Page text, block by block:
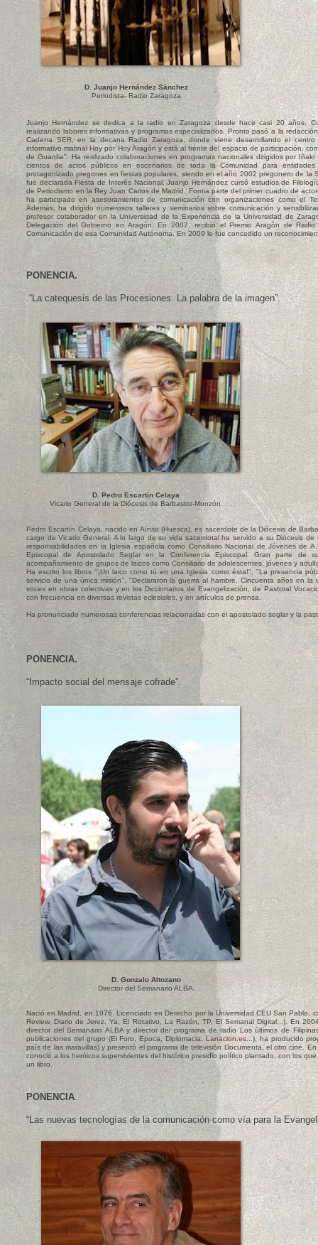
D. Juanjo Hernández Sánchez
Periodista- Radio Zaragoza
Juanjo Hernández se dedica a la radio en Zaragoza desde hace casi 20 años.
realizando labores informativas y programas especializados. Pronto pasó a la
Cadena SER, en la decana Radio Zaragoza, donde viene desarrollando el
informativo matinal Hoy por Hoy Aragón y está al frente del espacio de participación,
de Guardia". Ha realizado colaboraciones en programas nacionales dirigidos por
cientos de actos públicos en escenarios de toda la Comunidad para
protagonizado pregones en fiestas populares, siendo en el año 2002 pregonero de la
fue declarada Fiesta de Interés Nacional. Juanjo Hernández cursó estudios de
de Periodismo en la Rey Juan Carlos de Madrid. Forma parte del primer cuadro de
ha participado en asesoramientos de comunicación con organizaciones como el
Además, ha dirigido numerosos talleres y seminarios sobre comunicación y
profesor colaborador en la Universidad de la Experiencia de la Universidad de
Delegación del Gobierno en Aragón. En 2007, recibió el Premio Aragón de
Comunicación de esa Comunidad Autónoma. En 2009 le fue concedido un
PONENCIA.
.“La catequesis de las Procesiones. La palabra de la imagen”.
Pedro Escartín Celaya, nacido en Aínsa (Huesca), es sacerdote de la Diócesis de
cargo de Vicario General. A lo largo de su vida sacerdotal ha servido a su Diócesis
responsabilidades en la Iglesia española como Consiliario Nacional de Jóvenes de
Episcopal de Apostolado Seglar en la Conferencia Episcopal. Gran parte de
acompañamiento de grupos de laicos como Consiliario de adolescentes, jóvenes y
Ha escrito los libros "¡Un laico como tú en una Iglesia como ésta!", "La presencia
servicio de una única misión", "Declararon la guerra al hambre. Cincuenta años en
voces en obras colectivas y en los Diccionarios de Evangelización, de Pastoral
con frecuencia en diversas revistas eclesiales, y en artículos de prensa.
Ha pronunciado numerosas conferencias relacionadas con el apostolado seglar y la
PONENCIA.
“Impacto social del mensaje cofrade”.
D. Pedro Escartín Celaya
Vicario General de la Diócesis de Barbastro-Monzón.
D. Gonzalo Altozano
Director del Semanario ALBA.
Nació en Madrid, en 1976. Licenciado en Derecho por la Universidad CEU San Pablo,
Review, Diario de Jerez, Ya, El Rotativo, La Razón, TP, El Semanal Digital...). En
director del Semanario ALBA y director del programa de radio Los últimos de
publicaciones del grupo (El Foro, Epoca, Diplomacia, Lanacion.es...), ha producido
país de las maravillas) y presentó el programa de televisión Documenta, el otro cine.
conoció a los heróicos supervivientes del histórico presidio político plantado, con los
un libro.
PONENCIA.
“Las nuevas tecnologías de la comunicación como vía para la